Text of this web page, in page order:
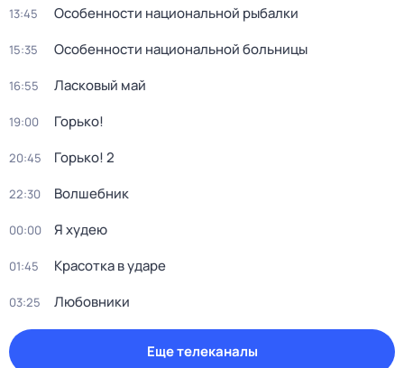
13:45 Особенности национальной рыбалки
15:35 Особенности национальной больницы
16:55 Ласковый май
19:00 Горько!
20:45 Горько! 2
22:30 Волшебник
00:00 Я худею
01:45 Красотка в ударе
03:25 Любовники
Еще телеканалы